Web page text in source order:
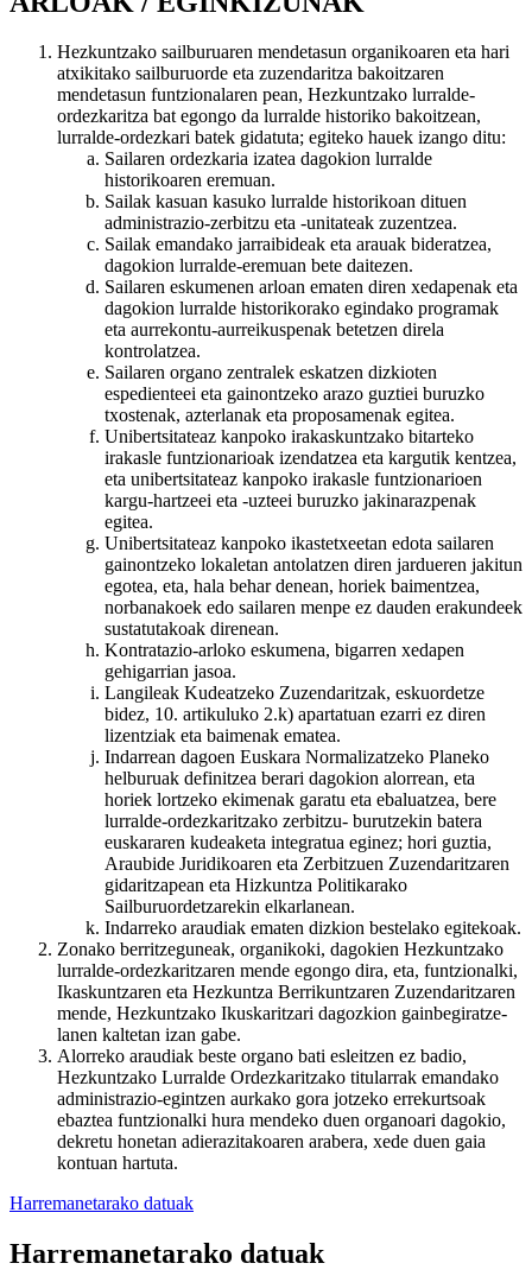
Hezkuntzako sailburuaren mendetasun organikoaren eta hari
atxikitako sailburuorde eta zuzendaritza bakoitzaren
mendetasun funtzionalaren pean, Hezkuntzako lurralde-
ordezkaritza bat egongo da lurralde historiko bakoitzean,
lurralde-ordezkari batek gidatuta; egiteko hauek izango ditu:
Sailaren ordezkaria izatea dagokion lurralde
historikoaren eremuan.
Sailak kasuan kasuko lurralde historikoan dituen
administrazio-zerbitzu eta -unitateak zuzentzea.
Sailak emandako jarraibideak eta arauak bideratzea,
dagokion lurralde-eremuan bete daitezen.
Sailaren eskumenen arloan ematen diren xedapenak eta
dagokion lurralde historikorako egindako programak
eta aurrekontu-aurreikuspenak betetzen direla
kontrolatzea.
Sailaren organo zentralek eskatzen dizkioten
espedienteei eta gainontzeko arazo guztiei buruzko
txostenak, azterlanak eta proposamenak egitea.
Unibertsitateaz kanpoko irakaskuntzako bitarteko
irakasle funtzionarioak izendatzea eta kargutik kentzea,
eta unibertsitateaz kanpoko irakasle funtzionarioen
kargu-hartzeei eta -uzteei buruzko jakinarazpenak
egitea.
Unibertsitateaz kanpoko ikastetxeetan edota sailaren
gainontzeko lokaletan antolatzen diren jardueren jakitun
egotea, eta, hala behar denean, horiek baimentzea,
norbanakoek edo sailaren menpe ez dauden erakundeek
sustatutakoak direnean.
Kontratazio-arloko eskumena, bigarren xedapen
gehigarrian jasoa.
Langileak Kudeatzeko Zuzendaritzak, eskuordetze
bidez, 10. artikuluko 2.k) apartatuan ezarri ez diren
lizentziak eta baimenak ematea.
Indarrean dagoen Euskara Normalizatzeko Planeko
helburuak definitzea berari dagokion alorrean, eta
horiek lortzeko ekimenak garatu eta ebaluatzea, bere
lurralde-ordezkaritzako zerbitzu- burutzekin batera
euskararen kudeaketa integratua eginez; hori guztia,
Araubide Juridikoaren eta Zerbitzuen Zuzendaritzaren
gidaritzapean eta Hizkuntza Politikarako
Sailburuordetzarekin elkarlanean.
Indarreko araudiak ematen dizkion bestelako egitekoak.
Zonako berritzeguneak, organikoki, dagokien Hezkuntzako
lurralde-ordezkaritzaren mende egongo dira, eta, funtzionalki,
Ikaskuntzaren eta Hezkuntza Berrikuntzaren Zuzendaritzaren
mende, Hezkuntzako Ikuskaritzari dagozkion gainbegiratze-
lanen kaltetan izan gabe.
Alorreko araudiak beste organo bati esleitzen ez badio,
Hezkuntzako Lurralde Ordezkaritzako titularrak emandako
administrazio-egintzen aurkako gora jotzeko errekurtsoak
ebaztea funtzionalki hura mendeko duen organoari dagokio,
dekretu honetan adierazitakoaren arabera, xede duen gaia
kontuan hartuta.
Harremanetarako datuak
Harremanetarako datuak